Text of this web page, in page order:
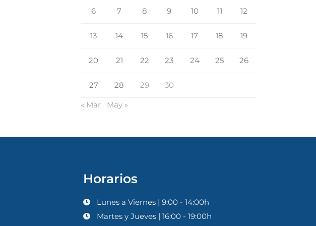
6 7 8 9 10 11 12
13 14 15 16 17 18 19
20 21 22 23 24 25 26
27 28 29 30
« Mar May »
Horarios
Lunes a Viernes | 9:00 - 14:00h
Martes y Jueves | 16:00 - 19:00h